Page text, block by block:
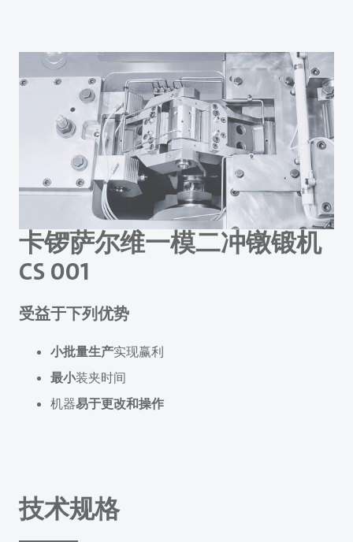
卡锣萨尔维一模二冲镦锻机
CS 001
受益于下列优势
小批量生产实现赢利
最小装夹时间
机器易于更改和操作
技术规格